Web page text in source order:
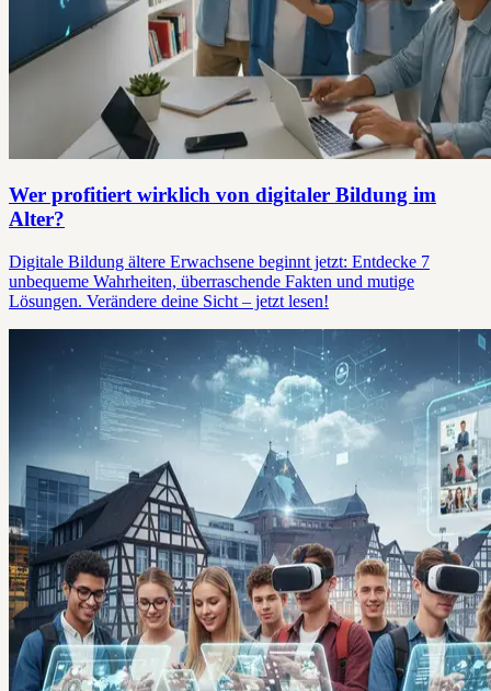
Wer profitiert wirklich von digitaler Bildung im
Alter?
Digitale Bildung ältere Erwachsene beginnt jetzt: Entdecke 7
unbequeme Wahrheiten, überraschende Fakten und mutige
Lösungen. Verändere deine Sicht – jetzt lesen!